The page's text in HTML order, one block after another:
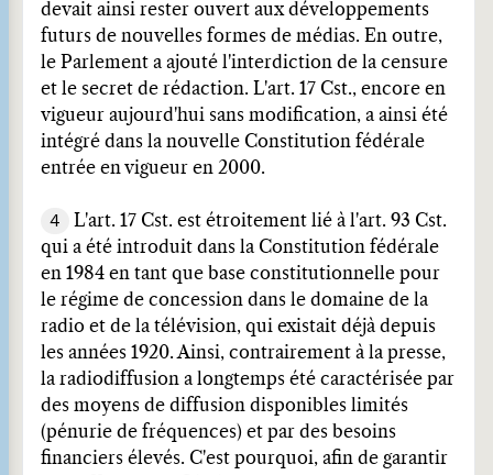
devait ainsi rester ouvert aux développements
futurs de nouvelles formes de médias. En outre,
le Parlement a ajouté l'interdiction de la censure
et le secret de rédaction. L'art. 17 Cst., encore en
vigueur aujourd'hui sans modification, a ainsi été
intégré dans la nouvelle Constitution fédérale
entrée en vigueur en 2000.
4
L'art. 17 Cst. est étroitement lié à l'art. 93 Cst.
qui a été introduit dans la Constitution fédérale
en 1984 en tant que base constitutionnelle pour
le régime de concession dans le domaine de la
radio et de la télévision, qui existait déjà depuis
les années 1920. Ainsi, contrairement à la presse,
la radiodiffusion a longtemps été caractérisée par
des moyens de diffusion disponibles limités
(pénurie de fréquences) et par des besoins
financiers élevés. C'est pourquoi, afin de garantir